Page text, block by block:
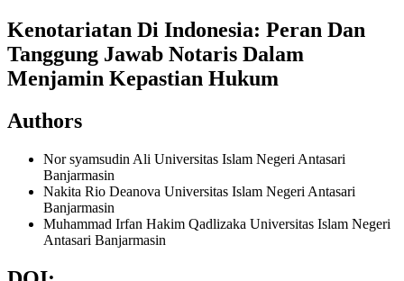
Kenotariatan Di Indonesia: Peran Dan
Tanggung Jawab Notaris Dalam
Menjamin Kepastian Hukum
Authors
Nor syamsudin Ali Universitas Islam Negeri Antasari
Banjarmasin
Nakita Rio Deanova Universitas Islam Negeri Antasari
Banjarmasin
Muhammad Irfan Hakim Qadlizaka Universitas Islam Negeri
Antasari Banjarmasin